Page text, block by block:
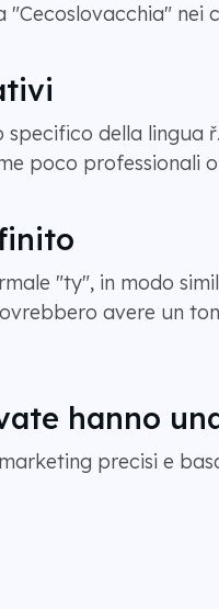
nei
della lingua
poco professionali
"ty", in modo
avere un
hanno
precisi e